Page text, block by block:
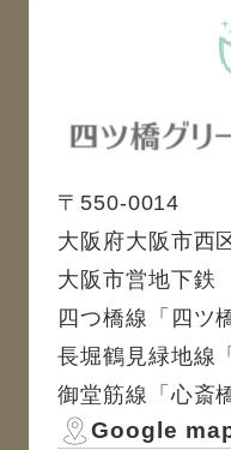
〒550-0014
大阪府大阪市西
大阪市営地下鉄
四つ橋線「四ツ
長堀鶴見緑地線
御堂筋線「心斎
Google